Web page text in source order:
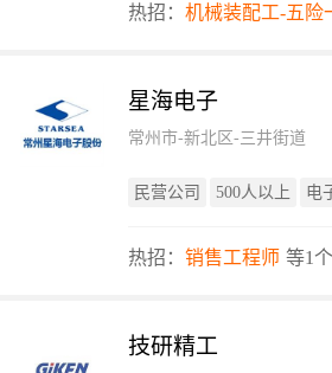
热招： 机械装配工-五险
星海电子
常州市-新北区-三井街道
民营公司 500人以上 电
热招： 销售工程师 等1
技研精工